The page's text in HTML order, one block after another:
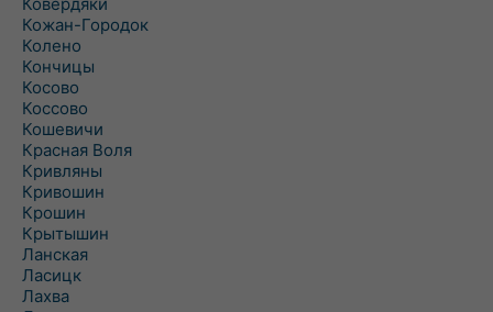
Кожан-Городок
Колено
Кончицы
Косово
Коссово
Кошевичи
Красная Воля
Кривляны
Кривошин
Крошин
Крытышин
Ланская
Ласицк
Лахва